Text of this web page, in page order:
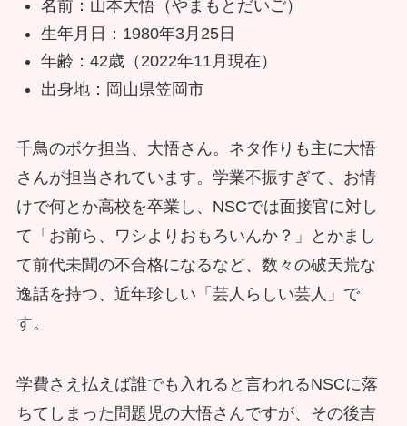
名前：山本大悟（やまもとだいご）
生年月日：1980年3月25日
年齢：42歳（2022年11月現在）
出身地：岡山県笠岡市
千鳥のボケ担当、大悟さん。ネタ作りも主に大悟
さんが担当されています。学業不振すぎて、お情
けで何とか高校を卒業し、NSCでは面接官に対し
て「お前ら、ワシよりおもろいんか？」とかまし
て前代未聞の不合格になるなど、数々の破天荒な
逸話を持つ、近年珍しい「芸人らしい芸人」で
す。
学費さえ払えば誰でも入れると言われるNSCに落
ちてしまった問題児の大悟さんですが、その後吉